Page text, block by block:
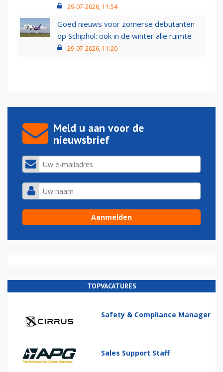
29-07-2026, 11:54
Goed nieuws voor zomerse debutanten
op Schiphol: ook in de winter alle ruimte
29-07-2026, 11:20
Meld u aan voor de
nieuwsbrief
TOPVACATURES
Safety & Compliance Manager
Sales Support Staff